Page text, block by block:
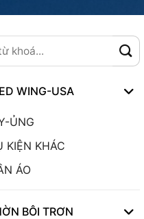
WING-USA
ỦNG
KIỆN KHÁC
ÁO
BÔI TRƠN